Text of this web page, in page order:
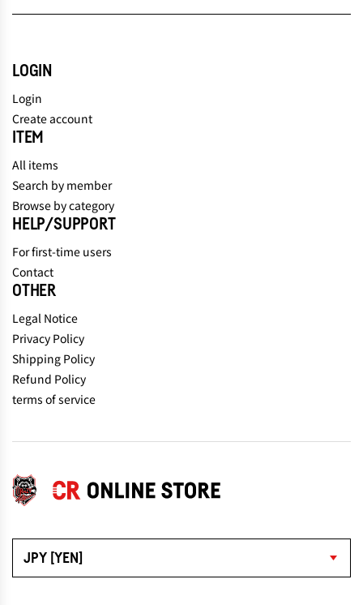
JPY [YEN]
LOGIN
Login
Create account
ITEM
All items
Search by member
Browse by category
HELP/SUPPORT
For first-time users
Contact
OTHER
Legal Notice
Privacy Policy
Shipping Policy
Refund Policy
terms of service